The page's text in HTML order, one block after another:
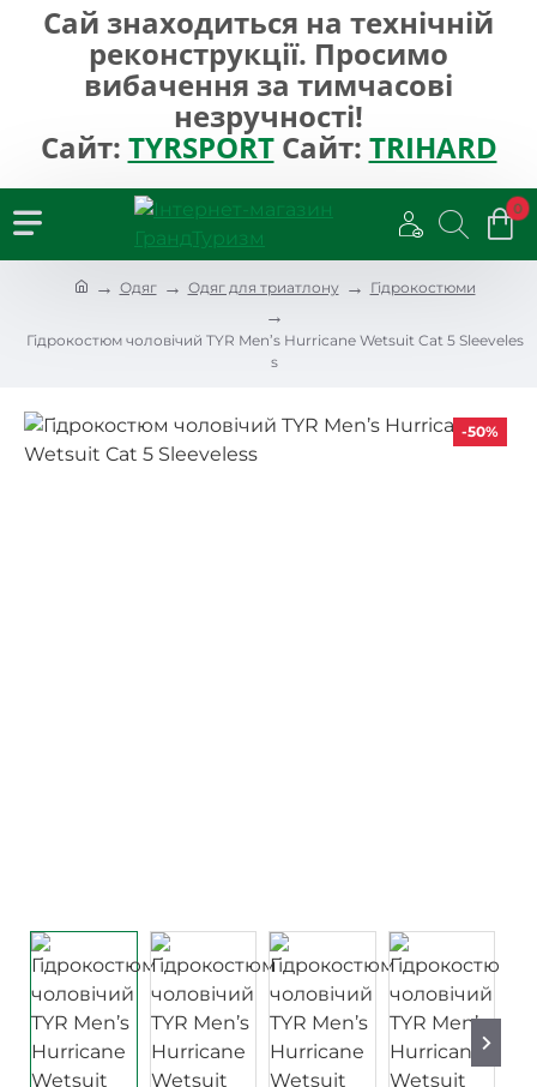
Сай знаходиться на технічній
реконструкції. Просимо
вибачення за тимчасові
незручності!
Сайт: TYRSPORTСайт: TRIHARD
0
h
e
Одяг Одяг для триатлону Гідрокостюми
Гідрокостюм чоловічий TYR Men’s Hurricane Wetsuit Cat 5 Sleeveles
s
-50%